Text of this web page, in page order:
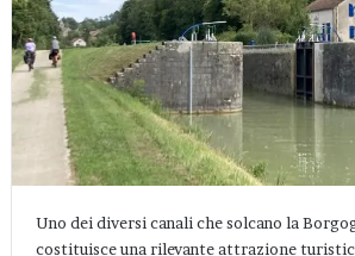
Uno dei diversi canali che solcano la
costituisce una rilevante attrazione